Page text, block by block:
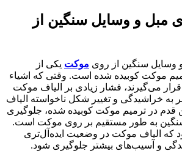
مبل و وسایل سنگین از
وسایل سنگین از روی موکت یکی از
موکت کوبیده شده است. وقتی که اشیاء
می‌گیرند، فشار زیادی بر الیاف موکت
به خراشیدگی و تغییر شکل ناخواسته الیاف
قدم در ترمیم موکت کوبیده شده، جلوگیری
سنگین به طور مستقیم بر روی موکت است.
که الیاف موکت در وضعیت ایده‌آل‌تری
و آسیب‌های بیشتر جلوگیری شود.